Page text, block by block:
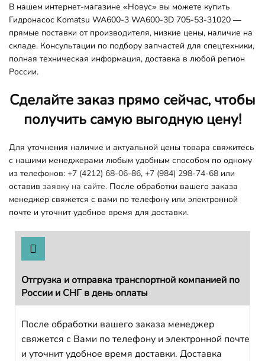
В нашем интернет-магазине «Новус» вы можете купить
Гидронасос Komatsu WA600-3 WA600-3D 705-53-31020 —
прямые поставки от производителя, низкие цены, наличие на
складе. Консультации по подбору запчастей для спецтехники,
полная техническая информация, доставка в любой регион
России.
Сделайте заказ прямо сейчас, чтобы
получить самую выгодную цену!
Для уточнения наличие и актуальной цены товара свяжитесь
с нашими менеджерами любым удобным способом по одному
из телефонов: +7 (4212) 68-06-86, +7 (984) 298-74-68 или
оставив заявку на сайте. После обработки вашего заказа
менеджер свяжется с вами по телефону или электронной
почте и уточнит удобное время для доставки.
Отгрузка и отправка транспортной компанией по
России и СНГ в день оплаты
После обработки вашего заказа менеджер
свяжется с Вами по телефону и электронной почте
и уточнит удобное время доставки. Доставка